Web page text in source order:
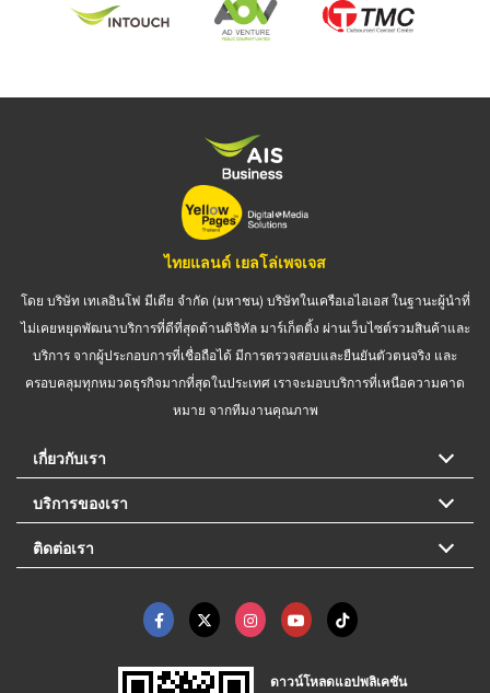
ไทยแลนด์ เยลโล่เพจเจส
โดย บริษัท เทเลอินโฟ มีเดีย จำกัด (มหาชน) บริษัทในเครือเอไอเอส ในฐานะผู้นำที่
ไม่เคยหยุดพัฒนาบริการที่ดีที่สุดด้านดิจิทัล มาร์เก็ตติ้ง ผ่านเว็บไซต์รวมสินค้าและ
บริการ จากผู้ประกอบการที่เชื่อถือได้ มีการตรวจสอบและยืนยันตัวตนจริง และ
ครอบคลุมทุกหมวดธุรกิจมากที่สุดในประเทศ เราจะมอบบริการที่เหนือความคาด
หมาย จากทีมงานคุณภาพ
เกี่ยวกับเรา
บริการของเรา
ติดต่อเรา
ดาวน์โหลดแอปพลิเคชัน